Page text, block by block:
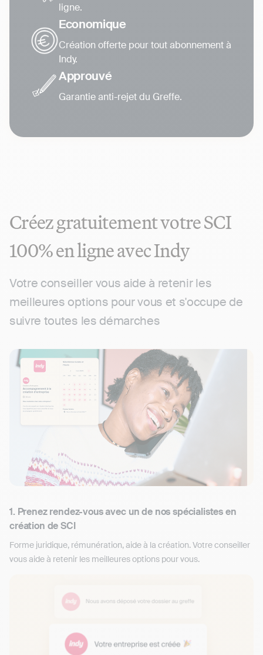
ligne.
Economique
Création offerte pour tout abonnement à
Indy.
Approuvé
Garantie anti-rejet du Greffe.
Créez gratuitement votre SCI
100% en ligne avec Indy
Votre conseiller vous aide à retenir les
meilleures options pour vous et s'occupe de
suivre toutes les démarches
1. Prenez rendez-vous avec un de nos spécialistes en
création de SCI
Forme juridique, rémunération, aide à la création. Votre conseiller
vous aide à retenir les meilleures options pour vous.